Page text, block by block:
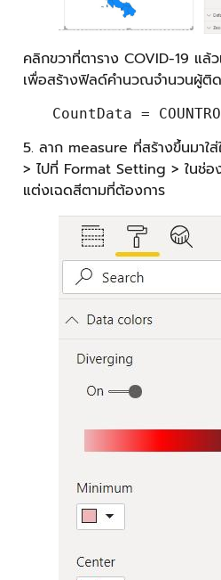
คลิกขวาที่ตาราง COVID-19 แล้
เพื่อสร้างฟิลด์คำนวณจำนวนผู้ติด
CountData =
5. ลาก measure ที่สร้างขึ้นมาใ
> ไปที่ Format Setting > ในช่
แต่งเฉดสีตามที่ต้องการ